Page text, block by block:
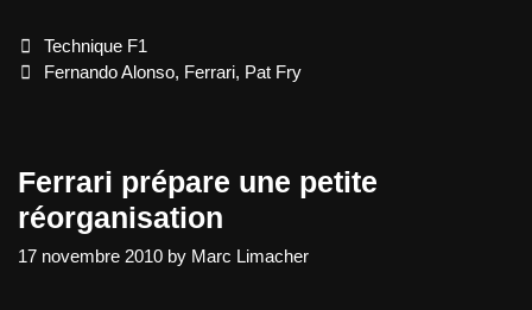
la
au
tour
Categories
Technique F1
Tags
Fernando Alonso, Ferrari, Pat Fry
Ferrari prépare une petite
réorganisation
17 novembre 2010 by Marc Limacher